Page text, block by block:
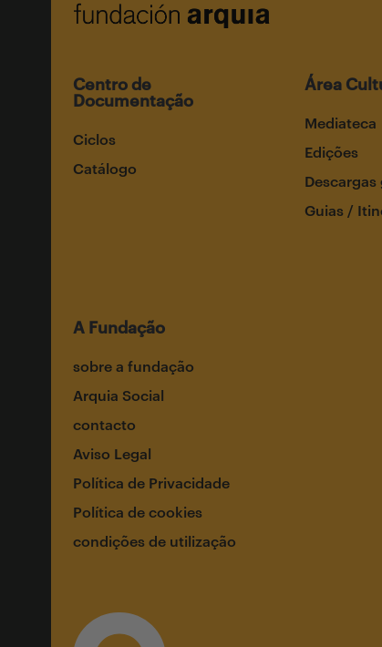
Centro de
Documentação
Ciclos
Catálogo
Área
Mediateca
Edições
Guias /
A Fundação
sobre a fundação
Arquia Social
contacto
Aviso Legal
Política de Privacidade
Política de cookies
condições de utilização